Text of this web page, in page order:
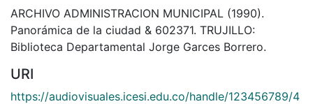
ARCHIVO ADMINISTRACION MUNICIPAL (1990).
Panorámica de la ciudad & 602371. TRUJILLO:
Biblioteca Departamental Jorge Garces Borrero.
URI
https://audiovisuales.icesi.edu.co/handle/123456789/4